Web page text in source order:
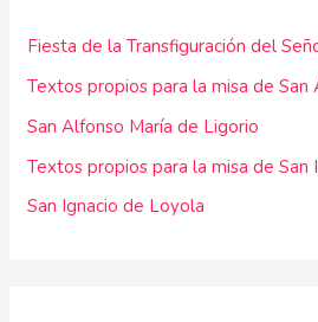
p
o
r
:
Fiesta de la Transfiguración del
Textos propios para la misa de
San Alfonso María de Ligorio
Textos propios para la misa de San
San Ignacio de Loyola